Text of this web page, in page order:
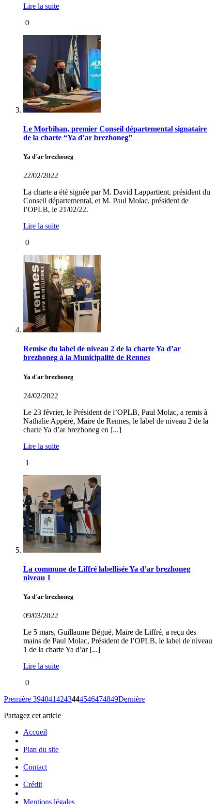
Lire la suite
0
Le Morbihan, premier Conseil départemental signataire
de la charte “Ya d’ar brezhoneg”
Ya d'ar brezhoneg
22/02/2022
La charte a été signée par M. David Lappartient, président du
Conseil départemental, et M. Paul Molac, président de
l’OPLB, le 21/02/22.
Lire la suite
0
Remise du label de niveau 2 de la charte Ya d’ar
brezhoneg à la Municipalité de Rennes
Ya d'ar brezhoneg
24/02/2022
Le 23 février, le Président de l’OPLB, Paul Molac, a remis à
Nathalie Appéré, Maire de Rennes, le label de niveau 2 de la
charte Ya d’ar brezhoneg en [...]
Lire la suite
1
La commune de Liffré labellisée Ya d’ar brezhoneg
niveau 1
Ya d'ar brezhoneg
09/03/2022
Le 5 mars, Guillaume Bégué, Maire de Liffré, a reçu des
mains de Paul Molac, Président de l’OPLB, le label de niveau
1 de la charte Ya d’ar [...]
Lire la suite
0
Première 3940414243444546474849Dernière
Partagez cet article
Accueil
|
Plan du site
|
Contact
|
Crédit
|
Mentions légales